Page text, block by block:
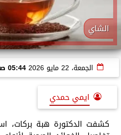
الشاي
الجمعة، 22 مايو 2026 05:44 صـ
ايمي حمدي
كشفت الدكتورة هبة بركات،